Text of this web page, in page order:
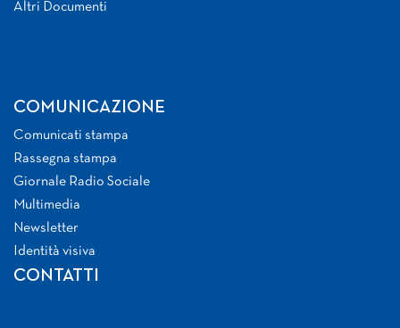
Altri Documenti
COMUNICAZIONE
Comunicati stampa
Rassegna stampa
Giornale Radio Sociale
Multimedia
Newsletter
Identità visiva
CONTATTI